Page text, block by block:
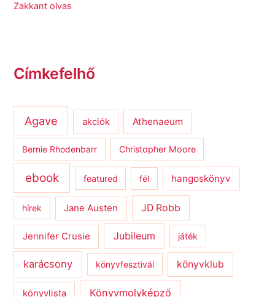
Zakkant olvas
Címkefelhő
Agave akciók Athenaeum
Bernie Rhodenbarr Christopher Moore
ebook featured fél hangoskönyv
hírek Jane Austen JD Robb
Jennifer Crusie Jubileum játék
karácsony könyvfesztivál könyvklub
könyvlista Könyvmolyképző